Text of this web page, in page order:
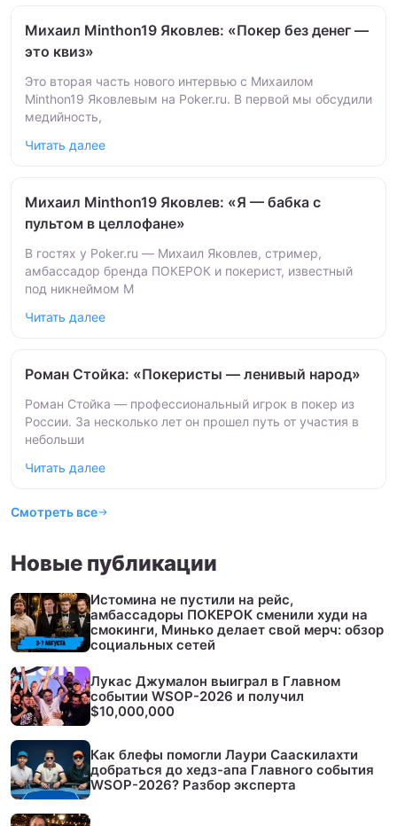
Михаил Minthon19 Яковлев: «Покер без денег —
это квиз»
Это вторая часть нового интервью с Михаилом
Minthon19 Яковлевым на Poker.ru. В первой мы обсудили
медийность,
Читать далее
Михаил Minthon19 Яковлев: «Я — бабка с
пультом в целлофане»
В гостях у Poker.ru — Михаил Яковлев, стример,
амбассадор бренда ПОКЕРОК и покерист, известный
под никнеймом M
Читать далее
Роман Стойка: «Покеристы — ленивый народ»
Роман Стойка — профессиональный игрок в покер из
России. За несколько лет он прошел путь от участия в
небольши
Читать далее
Смотреть все
Новые публикации
Истомина не пустили на рейс,
амбассадоры ПОКЕРОК сменили худи на
смокинги, Минько делает свой мерч: обзор
социальных сетей
Лукас Джумалон выиграл в Главном
событии WSOP-2026 и получил
$10,000,000
Как блефы помогли Лаури Сааскилахти
добраться до хедз-апа Главного события
WSOP-2026? Разбор эксперта